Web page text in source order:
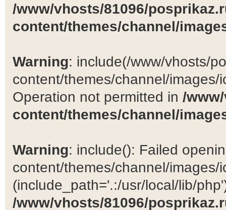
/www/vhosts/81096/
content/themes/channel/
Warning: include(/www/vhosts/
content/themes/channel/
Operation not permitted in /
content/themes/channel/
Warning: include(): Failed
content/themes/channel/images/
(include_path='.:/usr/local/lib/
/www/vhosts/81096/